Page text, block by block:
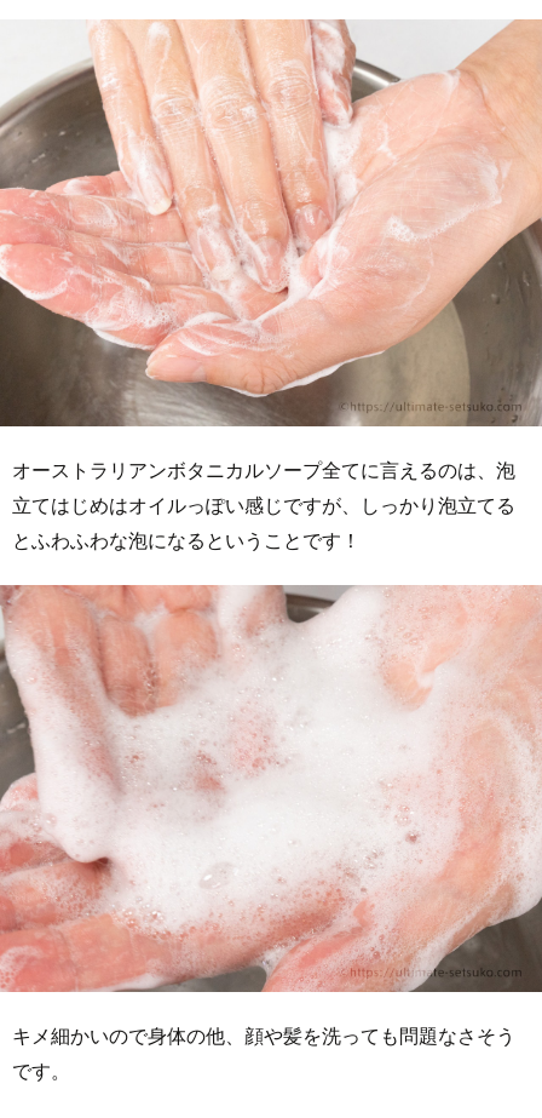
オーストラリアンボタニカルソープ全てに言えるのは、泡
立てはじめはオイルっぽい感じですが、しっかり泡立てる
とふわふわな泡になるということです！
キメ細かいので身体の他、顔や髪を洗っても問題なさそう
です。